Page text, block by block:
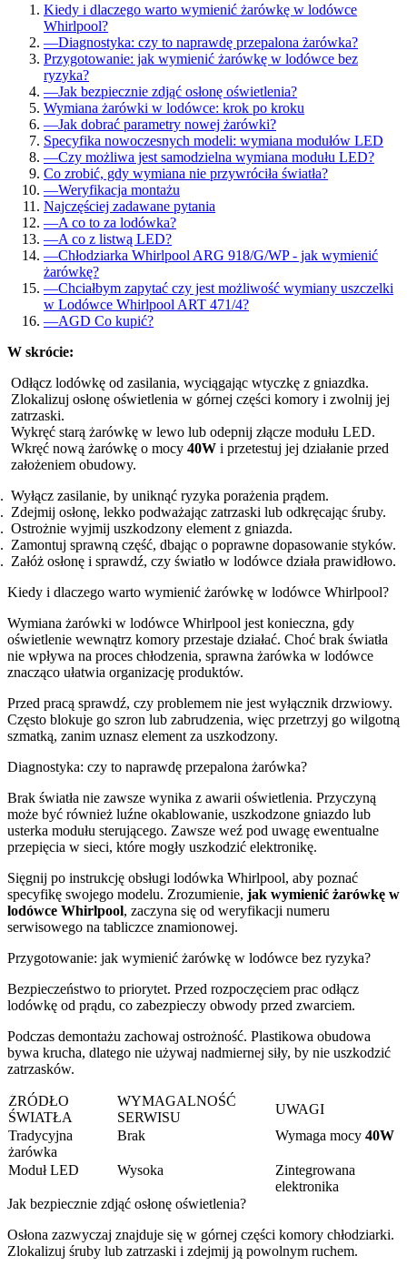
Kiedy i dlaczego warto wymienić żarówkę w lodówce
Whirlpool?
—Diagnostyka: czy to naprawdę przepalona żarówka?
Przygotowanie: jak wymienić żarówkę w lodówce bez
ryzyka?
—Jak bezpiecznie zdjąć osłonę oświetlenia?
Wymiana żarówki w lodówce: krok po kroku
—Jak dobrać parametry nowej żarówki?
Specyfika nowoczesnych modeli: wymiana modułów LED
—Czy możliwa jest samodzielna wymiana modułu LED?
Co zrobić, gdy wymiana nie przywróciła światła?
—Weryfikacja montażu
Najczęściej zadawane pytania
—A co to za lodówka?
—A co z listwą LED?
—Chłodziarka Whirlpool ARG 918/G/WP - jak wymienić
żarówkę?
—Chciałbym zapytać czy jest możliwość wymiany uszczelki
w Lodówce Whirlpool ART 471/4?
—AGD Co kupić?
W skrócie:
Odłącz lodówkę od zasilania, wyciągając wtyczkę z gniazdka.
Zlokalizuj osłonę oświetlenia w górnej części komory i zwolnij jej
zatrzaski.
Wykręć starą żarówkę w lewo lub odepnij złącze modułu LED.
Wkręć nową żarówkę o mocy 40W i przetestuj jej działanie przed
założeniem obudowy.
Wyłącz zasilanie, by uniknąć ryzyka porażenia prądem.
Zdejmij osłonę, lekko podważając zatrzaski lub odkręcając śruby.
Ostrożnie wyjmij uszkodzony element z gniazda.
Zamontuj sprawną część, dbając o poprawne dopasowanie styków.
Załóż osłonę i sprawdź, czy światło w lodówce działa prawidłowo.
Kiedy i dlaczego warto wymienić żarówkę w lodówce Whirlpool?
Wymiana żarówki w lodówce Whirlpool jest konieczna, gdy
oświetlenie wewnątrz komory przestaje działać. Choć brak światła
nie wpływa na proces chłodzenia, sprawna żarówka w lodówce
znacząco ułatwia organizację produktów.
Przed pracą sprawdź, czy problemem nie jest wyłącznik drzwiowy.
Często blokuje go szron lub zabrudzenia, więc przetrzyj go wilgotną
szmatką, zanim uznasz element za uszkodzony.
Diagnostyka: czy to naprawdę przepalona żarówka?
Brak światła nie zawsze wynika z awarii oświetlenia. Przyczyną
może być również luźne okablowanie, uszkodzone gniazdo lub
usterka modułu sterującego. Zawsze weź pod uwagę ewentualne
przepięcia w sieci, które mogły uszkodzić elektronikę.
Sięgnij po instrukcję obsługi lodówka Whirlpool, aby poznać
specyfikę swojego modelu. Zrozumienie, jak wymienić żarówkę w
lodówce Whirlpool, zaczyna się od weryfikacji numeru
serwisowego na tabliczce znamionowej.
Przygotowanie: jak wymienić żarówkę w lodówce bez ryzyka?
Bezpieczeństwo to priorytet. Przed rozpoczęciem prac odłącz
lodówkę od prądu, co zabezpieczy obwody przed zwarciem.
Podczas demontażu zachowaj ostrożność. Plastikowa obudowa
bywa krucha, dlatego nie używaj nadmiernej siły, by nie uszkodzić
zatrzasków.
ŹRÓDŁO
ŚWIATŁA
WYMAGALNOŚĆ
SERWISU
UWAGI
Tradycyjna
żarówka
Brak Wymaga mocy 40W
Moduł LED Wysoka
Zintegrowana
elektronika
Jak bezpiecznie zdjąć osłonę oświetlenia?
Osłona zazwyczaj znajduje się w górnej części komory chłodziarki.
Zlokalizuj śruby lub zatrzaski i zdejmij ją powolnym ruchem.